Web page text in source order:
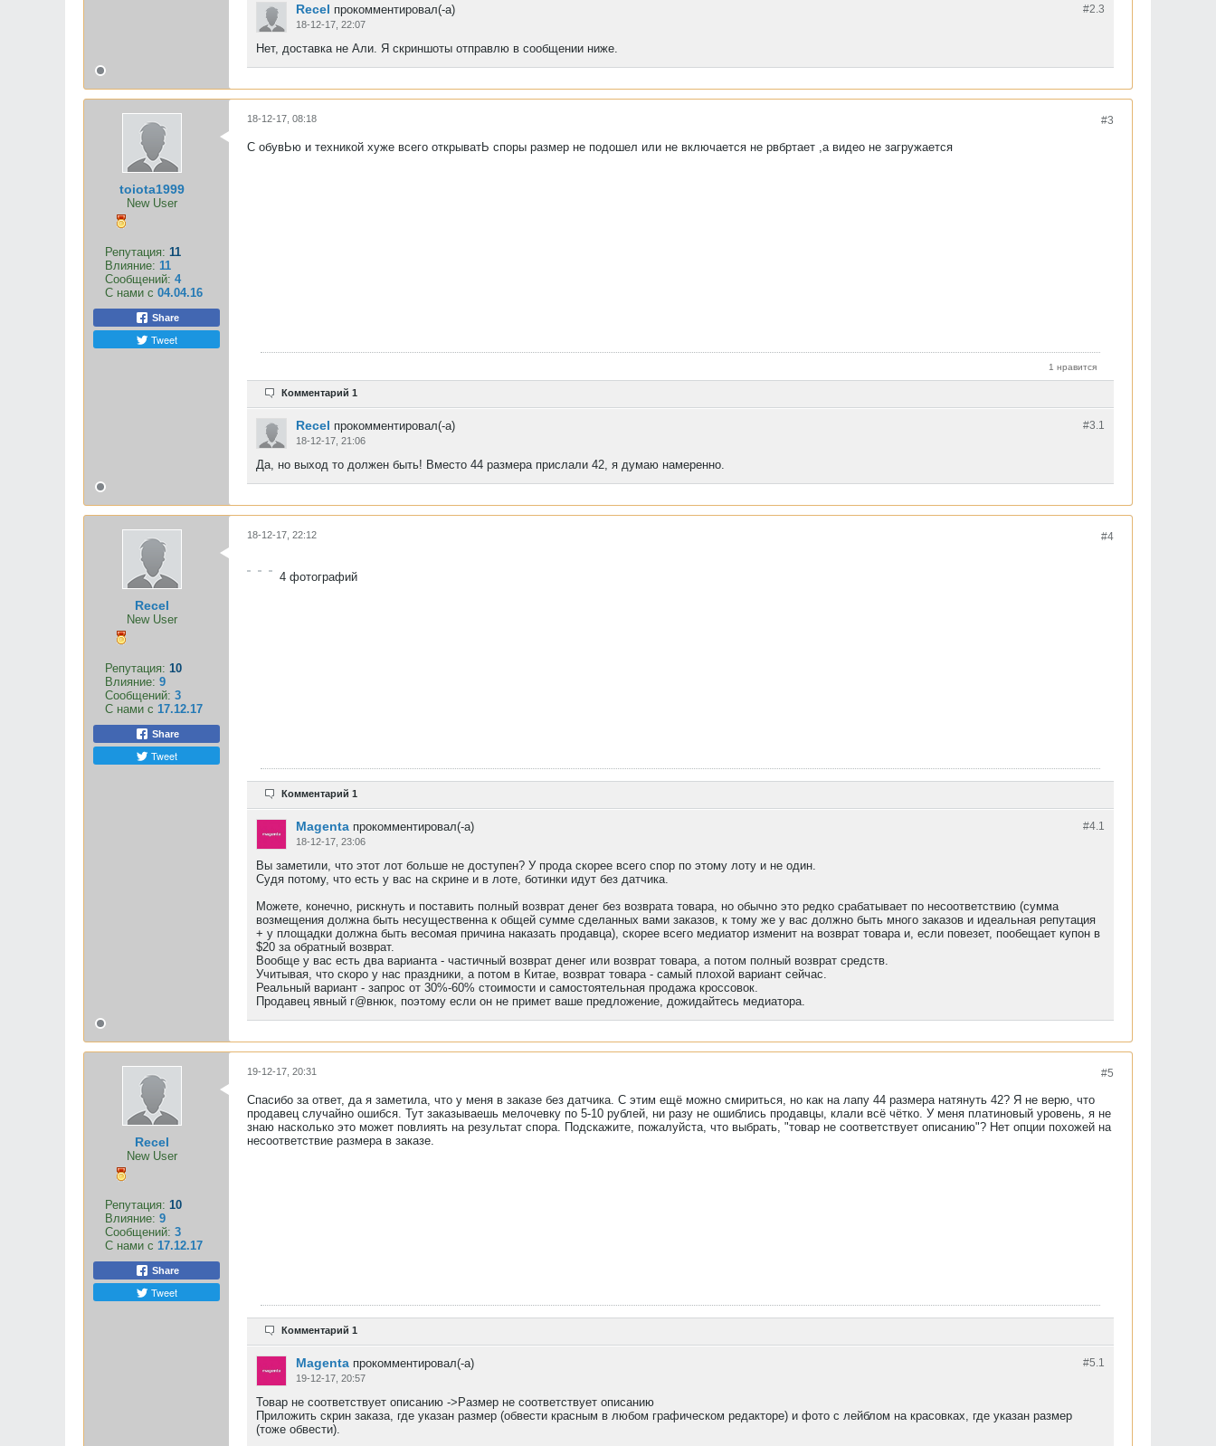
#2.3
Recel прокомментировал(-а)
18-12-17, 22:07
Нет, доставка не Али. Я скриншоты отправлю в сообщении ниже.
toiota1999
New User
Репутация: 11
Влияние: 11
Сообщений: 4
С нами с 04.04.16
Share
Tweet
#3
18-12-17, 08:18
С обувЬю и техникой хуже всего открыватЬ споры размер не подошел или не включается не рвбртает ,а видео не загружается
1 нравится
Комментарий 1
#3. 1
Recel прокомментировал(-а)
18-12-17, 21:06
Да, но выход то должен быть! Вместо 44 размера прислали 42, я думаю намеренно.
Recel
New User
Репутация: 10
Влияние: 9
Сообщений: 3
С нами с 17.12.17
Share
Tweet
#4
18-12-17, 22:12
4 фотографий
Комментарий 1
#4. 1
Magenta прокомментировал(-а)
18-12-17, 23:06
Вы заметили, что этот лот больше не доступен? У прода скорее всего спор по этому лоту и не один.
Судя потому, что есть у вас на скрине и в лоте, ботинки идут без датчика.
Можете, конечно, рискнуть и поставить полный возврат денег без возврата товара, но обычно это редко срабатывает по несоответствию (сумма
возмещения должна быть несущественна к общей сумме сделанных вами заказов, к тому же у вас должно быть много заказов и идеальная репутация
+ у площадки должна быть весомая причина наказать продавца), скорее всего медиатор изменит на возврат товара и, если повезет, пообещает купон в
$20 за обратный возврат.
Вообще у вас есть два варианта - частичный возврат денег или возврат товара, а потом полный возврат средств.
Учитывая, что скоро у нас праздники, а потом в Китае, возврат товара - самый плохой вариант сейчас.
Реальный вариант - запрос от 30%-60% стоимости и самостоятельная продажа кроссовок.
Продавец явный г@внюк, поэтому если он не примет ваше предложение, дожидайтесь медиатора.
Recel
New User
Репутация: 10
Влияние: 9
Сообщений: 3
С нами с 17.12.17
Share
Tweet
#5
19-12-17, 20:31
Спасибо за ответ, да я заметила, что у меня в заказе без датчика. С этим ещё можно смириться, но как на лапу 44 размера натянуть 42? Я не верю, что
продавец случайно ошибся. Тут заказываешь мелочевку по 5-10 рублей, ни разу не ошиблись продавцы, клали всё чётко. У меня платиновый уровень, я не
знаю насколько это может повлиять на результат спора. Подскажите, пожалуйста, что выбрать, "товар не соответствует описанию"? Нет опции похожей на
несоответствие размера в заказе.
Комментарий 1
#5. 1
Magenta прокомментировал(-а)
19-12-17, 20:57
Товар не соответствует описанию ->Размер не соответствует описанию
Приложить скрин заказа, где указан размер (обвести красным в любом графическом редакторе) и фото с лейблом на красовках, где указан размер
(тоже обвести).